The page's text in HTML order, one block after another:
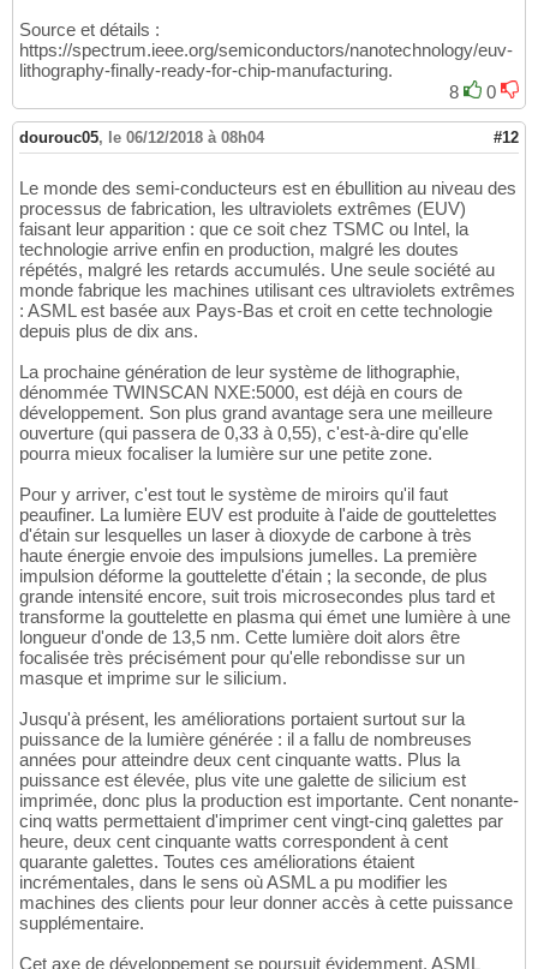
Source et détails :
https://spectrum.ieee.org/semiconductors/nanotechnology/euv-
lithography-finally-ready-for-chip-manufacturing.
8
0
dourouc05, le 06/12/2018 à 08h04 #12
Le monde des semi-conducteurs est en ébullition au niveau des
processus de fabrication, les ultraviolets extrêmes (EUV)
faisant leur apparition : que ce soit chez TSMC ou Intel, la
technologie arrive enfin en production, malgré les doutes
répétés, malgré les retards accumulés. Une seule société au
monde fabrique les machines utilisant ces ultraviolets extrêmes
: ASML est basée aux Pays-Bas et croit en cette technologie
depuis plus de dix ans.
La prochaine génération de leur système de lithographie,
dénommée TWINSCAN NXE:5000, est déjà en cours de
développement. Son plus grand avantage sera une meilleure
ouverture (qui passera de 0,33 à 0,55), c'est-à-dire qu'elle
pourra mieux focaliser la lumière sur une petite zone.
Pour y arriver, c'est tout le système de miroirs qu'il faut
peaufiner. La lumière EUV est produite à l'aide de gouttelettes
d'étain sur lesquelles un laser à dioxyde de carbone à très
haute énergie envoie des impulsions jumelles. La première
impulsion déforme la gouttelette d'étain ; la seconde, de plus
grande intensité encore, suit trois microsecondes plus tard et
transforme la gouttelette en plasma qui émet une lumière à une
longueur d'onde de 13,5 nm. Cette lumière doit alors être
focalisée très précisément pour qu'elle rebondisse sur un
masque et imprime sur le silicium.
Jusqu'à présent, les améliorations portaient surtout sur la
puissance de la lumière générée : il a fallu de nombreuses
années pour atteindre deux cent cinquante watts. Plus la
puissance est élevée, plus vite une galette de silicium est
imprimée, donc plus la production est importante. Cent nonante-
cinq watts permettaient d'imprimer cent vingt-cinq galettes par
heure, deux cent cinquante watts correspondent à cent
quarante galettes. Toutes ces améliorations étaient
incrémentales, dans le sens où ASML a pu modifier les
machines des clients pour leur donner accès à cette puissance
supplémentaire.
Cet axe de développement se poursuit évidemment. ASML